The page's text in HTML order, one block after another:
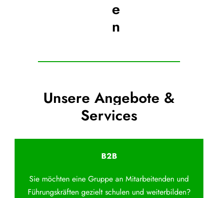
e
n
Unsere Angebote &
Services
B2B
Sie möchten eine Gruppe an Mitarbeitenden und
Führungskräften gezielt schulen und weiterbilden?